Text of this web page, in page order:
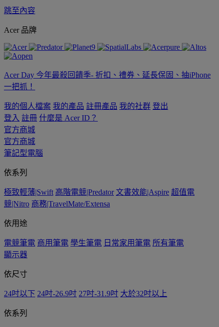
跳至內容
Acer 品牌
Acer Day 今年最殺回饋季- 折扣、禮券、延長保固、抽iPhone
一把抓！
我的個人檔案 我的產品 註冊產品 我的社群 登出
登入 註冊 什麼是 Acer ID？
官方商城
官方商城
筆記型電腦
依系列
極致輕薄|Swift 高階電競|Predator 文書效能|Aspire 超值電
競|Nitro 商務|TravelMate/Extensa
依用途
電競筆電 商用筆電 學生筆電 日常家用筆電 所有筆電
顯示器
依尺寸
24吋以下 24吋-26.9吋 27吋-31.9吋 大於32吋以上
依系列